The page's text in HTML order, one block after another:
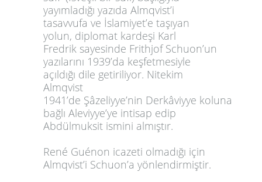
yayımladığı yazıda Almqvist’i
tasavvufa ve İslamiyet’e taşıyan
yolun, diplomat kardeşi Karl
Fredrik sayesinde Frithjof Schuon’un
yazılarını 1939’da keşfetmesiyle
açıldığı dile getiriliyor. Nitekim
Almqvist
1941’de Şâzeliyye’nin Derkâviyye koluna
bağlı Aleviyye’ye intisap edip
Abdülmuksit ismini almıştır.
René Guénon icazeti olmadığı için
Almqvist’i Schuon’a yönlendirmiştir.